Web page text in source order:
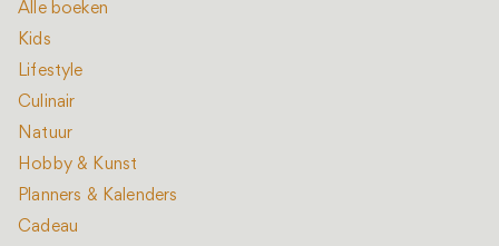
Alle boeken
Kids
Lifestyle
Culinair
Natuur
Hobby & Kunst
Planners & Kalenders
Cadeau